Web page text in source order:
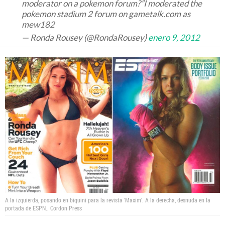
moderator on a pokemon forum?”I moderated the
pokemon stadium 2 forum on gametalk.com as
mew182
— Ronda Rousey (@RondaRousey)enero 9, 2012
A la izquierda, posando en biquini para la revista 'Maxim'. A la derecha, desnuda en la
portada de ESPN.. Cordon Press